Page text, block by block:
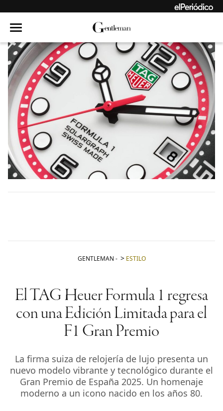
GENTLEMAN - ESTILO
El TAG Heuer Formula 1 regresa
con una Edición Limitada para el
F1 Gran Premio
La firma suiza de relojería de lujo presenta un
nuevo modelo vibrante y tecnológico durante el
Gran Premio de España 2025. Un homenaje
moderno a un icono nacido en los años 80.